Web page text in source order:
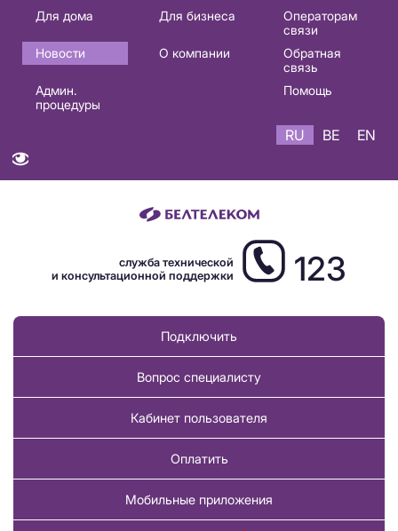
Основная
навигация
RU
Для дома Для бизнеса
Операторам
связи
Новости
О компании
Обратная
связь
Админ.
процедуры
Помощь
RU BE EN
служба технической
и консультационной поддержки
123
Подключить
Вопрос специалисту
Кабинет пользователя
Оплатить
Мобильные приложения